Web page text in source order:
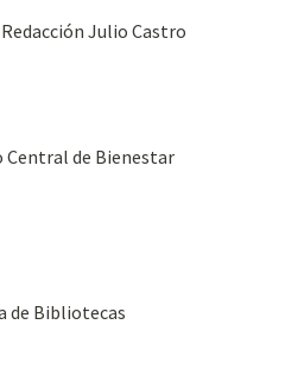
Julio Castro
Central de Bienestar
de Bibliotecas